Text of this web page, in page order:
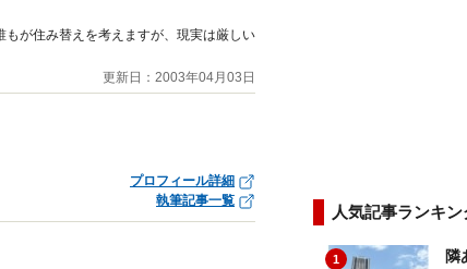
が住み替えを考えますが、現実は厳しい
更新日：2003年04月03日
プロフィール詳細
執筆記事一覧
人気記事ランキン
1
隣